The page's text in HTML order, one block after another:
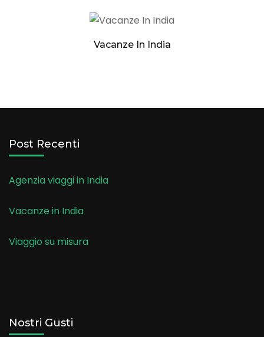
Vacanze In India
Post Recenti
Agenzia viaggi in India
Vacanze in India
Viaggio su misura
Nostri Gusti